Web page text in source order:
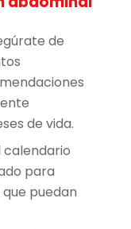
de
de vida.
calendario
para
puedan